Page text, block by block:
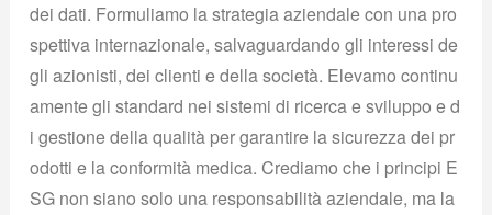
dei dati. Formuliamo la strategia aziendale con una pro
spettiva internazionale, salvaguardando gli interessi de
gli azionisti, dei clienti e della società. Elevamo continu
amente gli standard nei sistemi di ricerca e sviluppo e d
i gestione della qualità per garantire la sicurezza dei pr
odotti e la conformità medica. Crediamo che i principi E
SG non siano solo una responsabilità aziendale, ma la